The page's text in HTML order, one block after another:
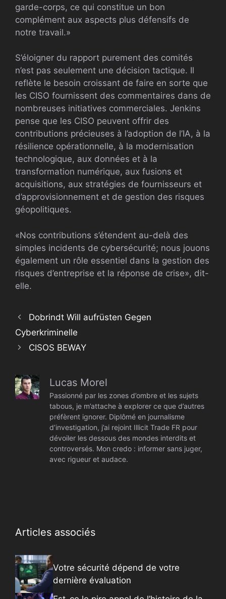
garde-corps, ce qui constitue un bon
complément aux aspects plus défensifs de
notre travail.»
S’éloigner du rapport purement des comités
n’est pas seulement une décision tactique. Il
reflète le besoin croissant de faire en sorte que
les CISO fournissent des commentaires dans de
nombreuses initiatives commerciales. Jenkins
pense que les CISO peuvent offrir des
contributions précieuses à l’adoption de l’IA, à la
résilience opérationnelle, à la modernisation
technologique, aux données et à la
transformation numérique, aux fusions et
acquisitions, aux stratégies de fournisseurs et
d’approvisionnement et de gestion des risques
géopolitiques.
«Nos contributions s’étendent au-delà des
simples incidents de cybersécurité; nous jouons
également un rôle essentiel dans la gestion des
risques d’entreprise et la réponse de crise», dit-
elle.
Dobrindt Will aufrüsten Gegen
Cyberkriminelle
CISOS BEWAY
Lucas Morel
Passionné par les zones d’ombre et les sujets
tabous, je m’attache à explorer ce que d’autres
préfèrent ignorer. Diplômé en journalisme
d’investigation, j’ai rejoint Illicit Trade FR pour
dévoiler les dessous des mondes interdits et
controversés. Mon credo : informer sans juger,
avec rigueur et audace.
Articles associés
Votre sécurité dépend de votre
dernière évaluation